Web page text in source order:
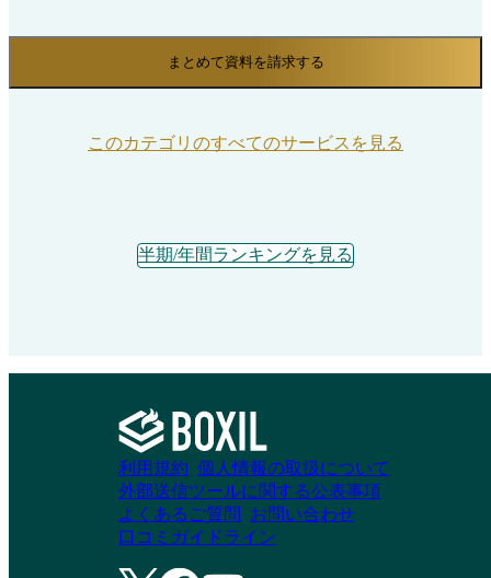
スクを自動生成。初めての業務でもスムーズに進められ
タスクひな型を選び、担当者と期限を入力するだけで設
弁護士など専門家とAIが共同制作。 ■期限通知機能で抜
け漏れゼロ！ LINE、Teams、ChatworkやSlackなどのビ
誰でも使いやすい操作性で、パソコンが苦手な方でもす
まとめて資料を請求する
このカテゴリのすべてのサービスを見る
半期/年間ランキングを見る
利用規約 個人情報の取扱について
外部送信ツールに関する公表事項
よくあるご質問
お問い合わせ
口コミガイドライン